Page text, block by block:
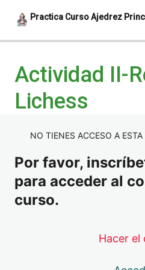
Practica Curso Ajedrez
Actividad I-Test ¿Qué es el
Actividad II-Registro Lichess
Actividades IV-Las piezas
Actividad II-
Lichess
NO TIENES ACCESO A
Por favor,
para acceder al
curso.
Hacer el